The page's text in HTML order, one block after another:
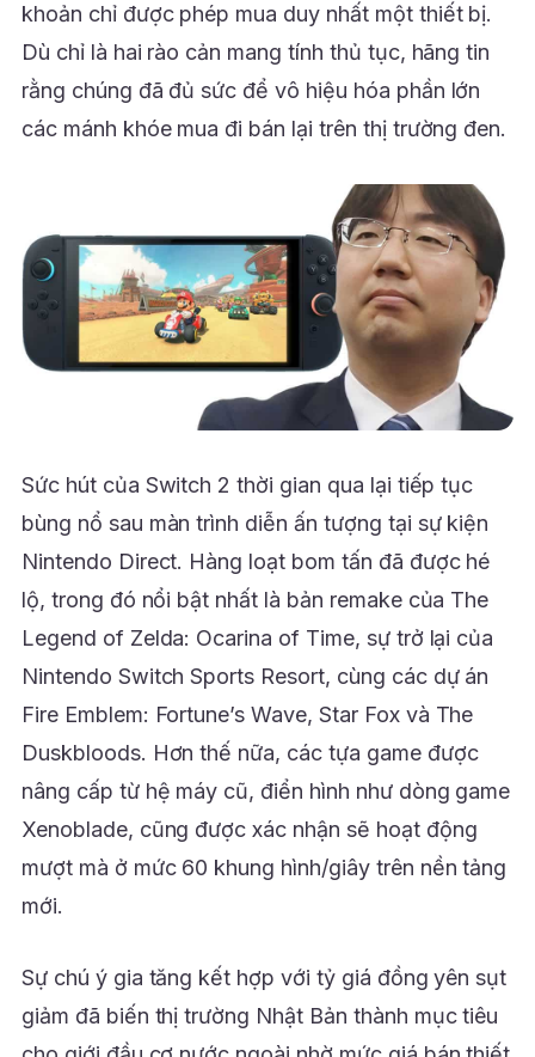
khoản chỉ được phép mua duy nhất một thiết bị.
Dù chỉ là hai rào cản mang tính thủ tục, hãng tin
rằng chúng đã đủ sức để vô hiệu hóa phần lớn
các mánh khóe mua đi bán lại trên thị trường đen.
Sức hút của Switch 2 thời gian qua lại tiếp tục
bùng nổ sau màn trình diễn ấn tượng tại sự kiện
Nintendo Direct. Hàng loạt bom tấn đã được hé
lộ, trong đó nổi bật nhất là bản remake của The
Legend of Zelda: Ocarina of Time, sự trở lại của
Nintendo Switch Sports Resort, cùng các dự án
Fire Emblem: Fortune’s Wave, Star Fox và The
Duskbloods. Hơn thế nữa, các tựa game được
nâng cấp từ hệ máy cũ, điển hình như dòng game
Xenoblade, cũng được xác nhận sẽ hoạt động
mượt mà ở mức 60 khung hình/giây trên nền tảng
mới.
Sự chú ý gia tăng kết hợp với tỷ giá đồng yên sụt
giảm đã biến thị trường Nhật Bản thành mục tiêu